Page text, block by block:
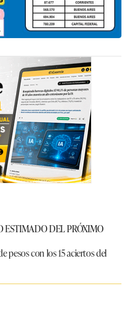
ESTIMADO DEL PRÓXIMO
pesos con los 15 aciertos del